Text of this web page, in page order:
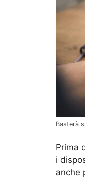
Basterà
Prima
i
anche